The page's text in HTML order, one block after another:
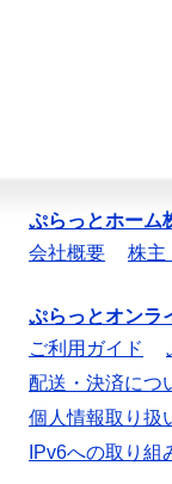
ぷらっとホーム
会社概要
株主
ぷらっとオンラ
ご利用ガイド
配送・決済につ
個人情報取り扱
IPv6への取り組